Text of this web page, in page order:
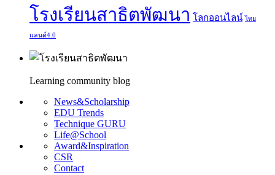
โรงเรียนสาธิตพัฒนา โลกออนไลน์ ไทย
แลนด์4.0
Learning community blog
News&Scholarship
EDU Trends
Technique GURU
Life@School
Award&Inspiration
CSR
Contact